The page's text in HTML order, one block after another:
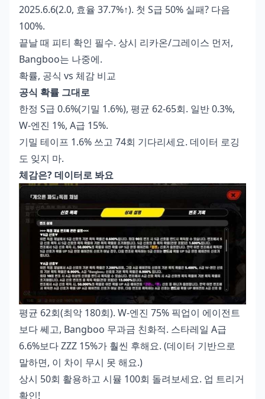
2025.6.6(2.0, 효율 37.7%↑). 첫 S급 50% 실패? 다음
100%.
끝날 때 피티 확인 필수. 상시 리카온/그레이스 먼저,
Bangboo는 나중에.
확률, 공식 vs 체감 비교
공식 확률 그대로
한정 S급 0.6%(기밀 1.6%), 평균 62-65회. 일반 0.3%,
W-엔진 1%, A급 15%.
기밀 테이프 1.6% 쓰고 74회 기다리세요. 데이터 로깅
도 잊지 마.
체감은? 데이터로 봐요
평균 62회(최악 180회). W-엔진 75% 픽업이 에이전트
보다 쎄고, Bangboo 무과금 친화적. 스타레일 A급
6.6%보다 ZZZ 15%가 훨씬 후해요. (데이터 기반으로
말하면, 이 차이 무시 못 해요.)
상시 50회 활용하고 시뮬 100회 돌려보세요. 업 트리거
확인!